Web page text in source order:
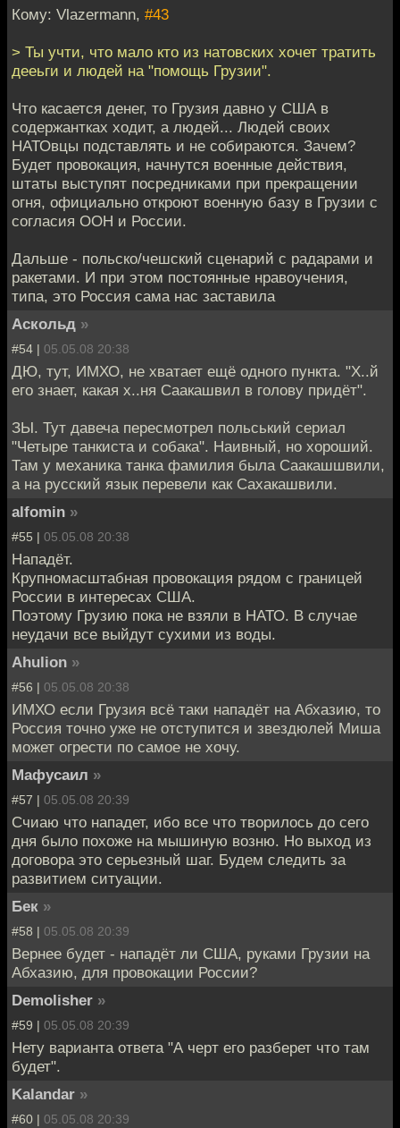
Кому: Vlazermann, #43
> Ты учти, что мало кто из натовских хочет тратить
дееьги и людей на "помощь Грузии".
Что касается денег, то Грузия давно у США в
содержантках ходит, а людей... Людей своих
НАТОвцы подставлять и не собираются. Зачем?
Будет провокация, начнутся военные действия,
штаты выступят посредниками при прекращении
огня, официально откроют военную базу в Грузии с
согласия ООН и России.
Дальше - польско/чешский сценарий с радарами и
ракетами. И при этом постоянные нравоучения,
типа, это Россия сама нас заставила
Аскольд »
#54 | 05.05.08 20:38
ДЮ, тут, ИМХО, не хватает ещё одного пункта. "Х..й
его знает, какая х..ня Саакашвил в голову придёт".
ЗЫ. Тут давеча пересмотрел польський сериал
"Четыре танкиста и собака". Наивный, но хороший.
Там у механика танка фамилия была Саакашшвили,
а на русский язык перевели как Сахакашвили.
alfomin »
#55 | 05.05.08 20:38
Нападёт.
Крупномасштабная провокация рядом с границей
России в интересах США.
Поэтому Грузию пока не взяли в НАТО. В случае
неудачи все выйдут сухими из воды.
Ahulion »
#56 | 05.05.08 20:38
ИМХО если Грузия всё таки нападёт на Абхазию, то
Россия точно уже не отступится и звездюлей Миша
может огрести по самое не хочу.
Мафусаил »
#57 | 05.05.08 20:39
Счиаю что нападет, ибо все что творилось до сего
дня было похоже на мышиную возню. Но выход из
договора это серьезный шаг. Будем следить за
развитием ситуации.
Бек »
#58 | 05.05.08 20:39
Вернее будет - нападёт ли США, руками Грузии на
Абхазию, для провокации России?
Demolisher »
#59 | 05.05.08 20:39
Нету варианта ответа "А черт его разберет что там
будет".
Kalandar »
#60 | 05.05.08 20:39